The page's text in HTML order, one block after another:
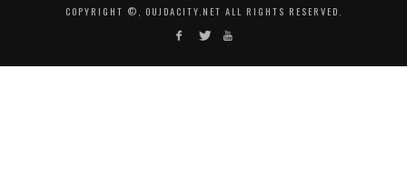
COPYRIGHT ©, OUJDACITY.NET ALL RIGHTS RESERVED.